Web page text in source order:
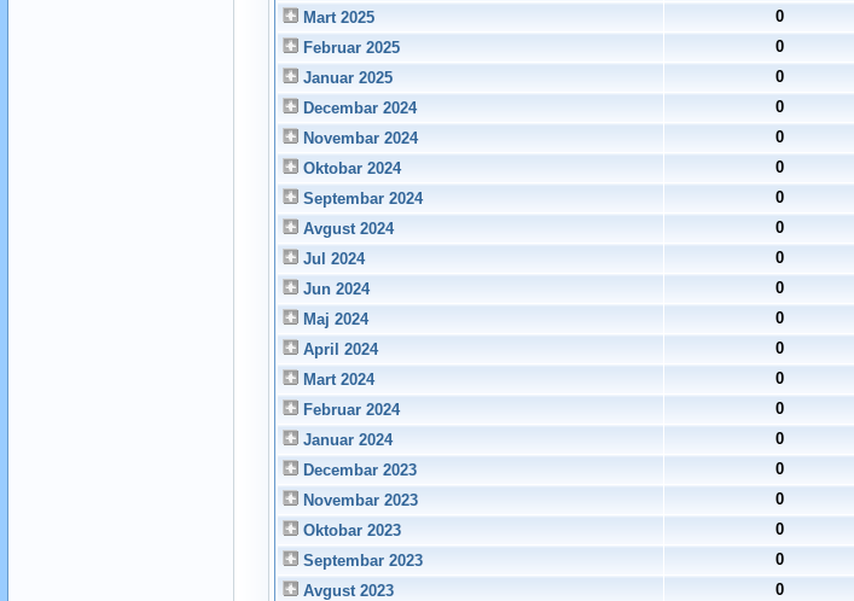
Mart 2025
0
Februar 2025
0
Januar 2025
0
Decembar 2024
0
Novembar 2024
0
Oktobar 2024
0
Septembar 2024
0
Avgust 2024
0
Jul 2024
0
Jun 2024
0
Maj 2024
0
April 2024
0
Mart 2024
0
Februar 2024
0
Januar 2024
0
Decembar 2023
0
Novembar 2023
0
Oktobar 2023
0
Septembar 2023
0
Avgust 2023
0